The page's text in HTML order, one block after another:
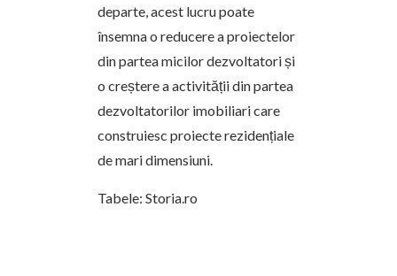
departe, acest lucru poate
însemna o reducere a proiectelor
din partea micilor dezvoltatori și
o creștere a activității din partea
dezvoltatorilor imobiliari care
construiesc proiecte rezidențiale
de mari dimensiuni.
Tabele: Storia.ro